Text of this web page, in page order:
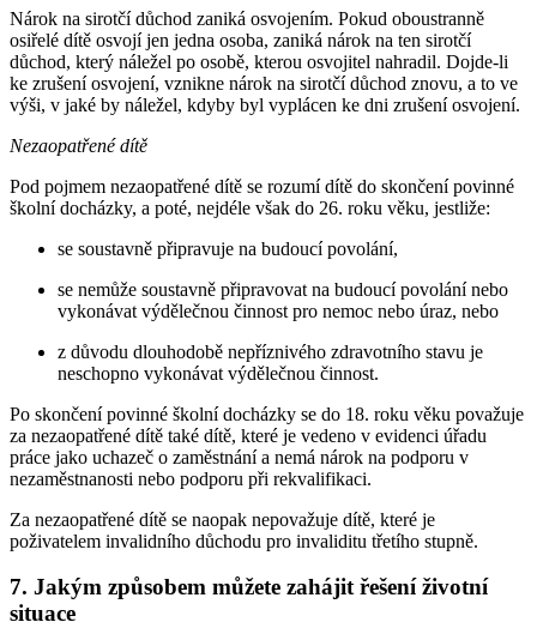
Nárok na sirotčí důchod zaniká osvojením. Pokud oboustranně
osiřelé dítě osvojí jen jedna osoba, zaniká nárok na ten sirotčí
důchod, který náležel po osobě, kterou osvojitel nahradil. Dojde-li
ke zrušení osvojení, vznikne nárok na sirotčí důchod znovu, a to ve
výši, v jaké by náležel, kdyby byl vyplácen ke dni zrušení osvojení.
Nezaopatřené dítě
Pod pojmem nezaopatřené dítě se rozumí dítě do skončení povinné
školní docházky, a poté, nejdéle však do 26. roku věku, jestliže:
se soustavně připravuje na budoucí povolání,
se nemůže soustavně připravovat na budoucí povolání nebo
vykonávat výdělečnou činnost pro nemoc nebo úraz, nebo
z důvodu dlouhodobě nepříznivého zdravotního stavu je
neschopno vykonávat výdělečnou činnost.
Po skončení povinné školní docházky se do 18. roku věku považuje
za nezaopatřené dítě také dítě, které je vedeno v evidenci úřadu
práce jako uchazeč o zaměstnání a nemá nárok na podporu v
nezaměstnanosti nebo podporu při rekvalifikaci.
Za nezaopatřené dítě se naopak nepovažuje dítě, které je
poživatelem invalidního důchodu pro invaliditu třetího stupně.
7. Jakým způsobem můžete zahájit řešení životní
situace